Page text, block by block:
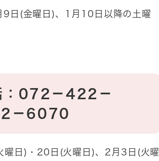
日(金曜日)、1月10日以降の土曜
072－422－
－6070
日)・20日(火曜日)、2月3日(火曜